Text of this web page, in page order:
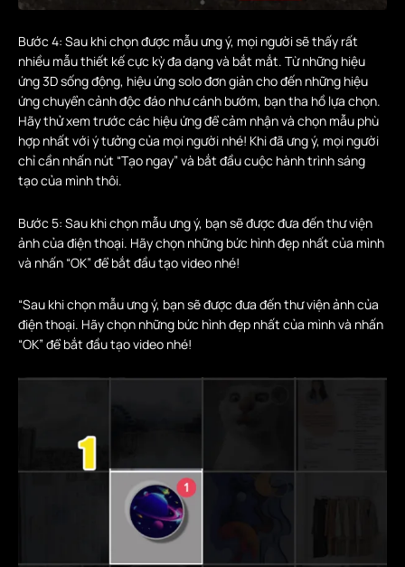
Bước 4: Sau khi chọn được mẫu ưng ý, mọi người sẽ thấy rất
nhiều mẫu thiết kế cực kỳ đa dạng và bắt mắt. Từ những hiệu
ứng 3D sống động, hiệu ứng solo đơn giản cho đến những hiệu
ứng chuyển cảnh độc đáo như cánh bướm, bạn tha hồ lựa chọn.
Hãy thử xem trước các hiệu ứng để cảm nhận và chọn mẫu phù
hợp nhất với ý tưởng của mọi người nhé! Khi đã ưng ý, mọi người
chỉ cần nhấn nút “Tạo ngay” và bắt đầu cuộc hành trình sáng
tạo của mình thôi.
Bước 5: Sau khi chọn mẫu ưng ý, bạn sẽ được đưa đến thư viện
ảnh của điện thoại. Hãy chọn những bức hình đẹp nhất của mình
và nhấn “OK” để bắt đầu tạo video nhé!
“Sau khi chọn mẫu ưng ý, bạn sẽ được đưa đến thư viện ảnh của
điện thoại. Hãy chọn những bức hình đẹp nhất của mình và nhấn
“OK” để bắt đầu tạo video nhé!